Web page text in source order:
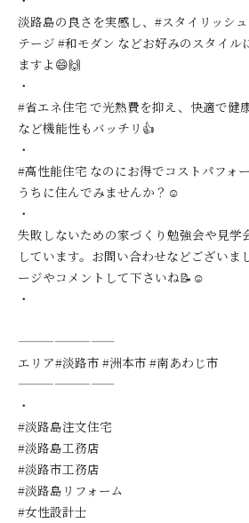
淡路島の良さを実感し、#スタイリッシ
テージ #和モダン などお好みのスタイル
ますよ😄🙌
・
#省エネ住宅 で光熱費を抑え、快適で健
など機能性もバッチリ👍
・
#高性能住宅 なのにお得でコストパフォ
うちに住んでみませんか？☺️
・
失敗しないための家づくり勉強会や見学
しています。お問い合わせなどございま
ージやコメントして下さいね📝☺️
・
————————
エリア#淡路市 #洲本市 #南あわじ市
————————
・
#淡路島注文住宅
#淡路島工務店
#淡路市工務店
#淡路島リフォーム
#女性設計士